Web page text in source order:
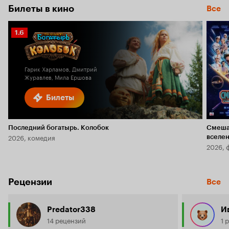
Билеты в кино Все
Билеты
Рейтинг
Кинопоиска
1.6
Гарик Харламов, Дмитрий
Журавлев, Мила Ершова
Последний богатырь. Колобок
2026, комедия
2026,
Рецензии Все
Predator338
14 рецензий 1